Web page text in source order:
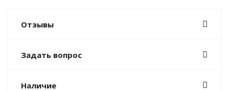
Отзывы
Задать вопрос
Наличие